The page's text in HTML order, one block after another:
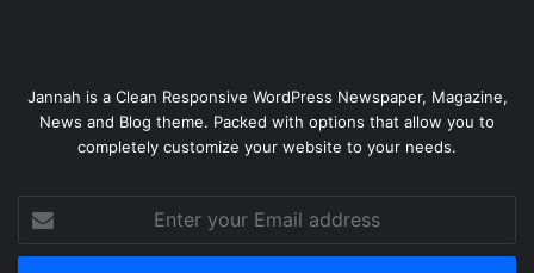
Jannah is a Clean Responsive WordPress Newspaper, Magazine,
News and Blog theme. Packed with options that allow you to
completely customize your website to your needs.
your
Email